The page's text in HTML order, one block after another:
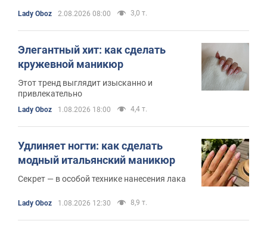
Lady Oboz 2.08.2026 08:00 3,0 т.
Элегантный хит: как сделать
кружевной маникюр
Этот тренд выглядит изысканно и
привлекательно
Lady Oboz 1.08.2026 18:00 4,4 т.
Удлиняет ногти: как сделать
модный итальянский маникюр
Секрет — в особой технике нанесения лака
Lady Oboz 1.08.2026 12:30 8,9 т.